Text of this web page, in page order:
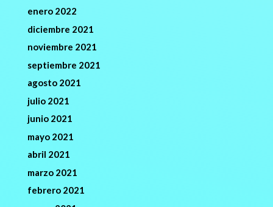
enero 2022
diciembre 2021
noviembre 2021
septiembre 2021
agosto 2021
julio 2021
junio 2021
mayo 2021
abril 2021
marzo 2021
febrero 2021